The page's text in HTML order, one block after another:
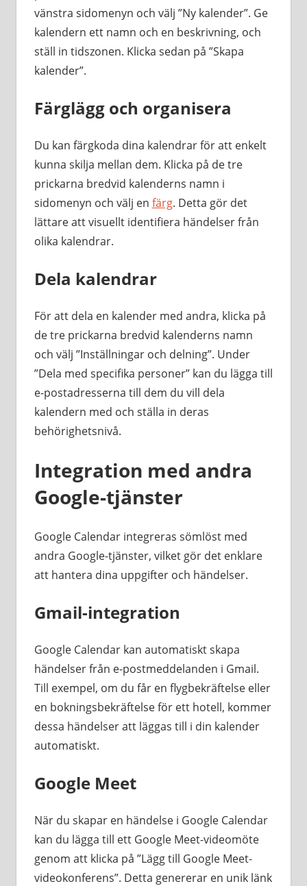
vänstra sidomenyn och välj ”Ny kalender”. Ge
kalendern ett namn och en beskrivning, och
ställ in tidszonen. Klicka sedan på ”Skapa
kalender”.
Färglägg och organisera
Du kan färgkoda dina kalendrar för att enkelt
kunna skilja mellan dem. Klicka på de tre
prickarna bredvid kalenderns namn i
sidomenyn och välj en färg. Detta gör det
lättare att visuellt identifiera händelser från
olika kalendrar.
Dela kalendrar
För att dela en kalender med andra, klicka på
de tre prickarna bredvid kalenderns namn
och välj ”Inställningar och delning”. Under
”Dela med specifika personer” kan du lägga till
e-postadresserna till dem du vill dela
kalendern med och ställa in deras
behörighetsnivå.
Integration med andra
Google-tjänster
Google Calendar integreras sömlöst med
andra Google-tjänster, vilket gör det enklare
att hantera dina uppgifter och händelser.
Gmail-integration
Google Calendar kan automatiskt skapa
händelser från e-postmeddelanden i Gmail.
Till exempel, om du får en flygbekräftelse eller
en bokningsbekräftelse för ett hotell, kommer
dessa händelser att läggas till i din kalender
automatiskt.
Google Meet
När du skapar en händelse i Google Calendar
kan du lägga till ett Google Meet-videomöte
genom att klicka på ”Lägg till Google Meet-
videokonferens”. Detta genererar en unik länk